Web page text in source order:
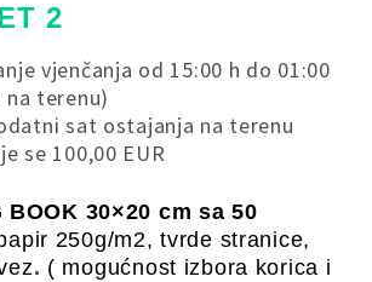
2
vjenčanja od 15:00 h do 01:00
na terenu)
sat ostajanja na terenu
se 100,00 EUR
BOOK 30×20 cm sa 50
250g/m2, tvrde stranice,
. ( mogućnost izbora korica i